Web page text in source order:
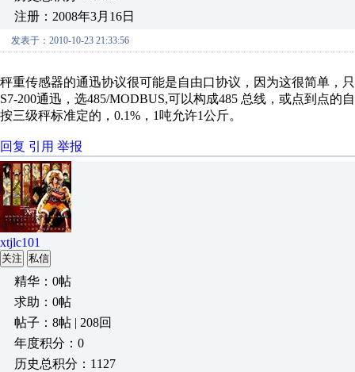
注册：2008年3月16日
发表于：2010-10-23 21:33:56
秤重传感器的通迅协议很可能是自由口协议，因为这很简单，
S7-200通迅，选485/MODBUS,可以构成485 总线，或点到点的
按三级秤标准定的，0.1%，1吨允许1公斤。
回复 引用 举报
xtjlc101
关注 私信
精华：0帖
求助：0帖
帖子：8帖 | 208回
年度积分：0
历史总积分：1127